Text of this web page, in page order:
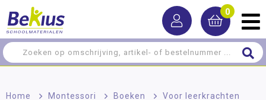
0
Home > Montessori > Boeken > Voor leerkrachten